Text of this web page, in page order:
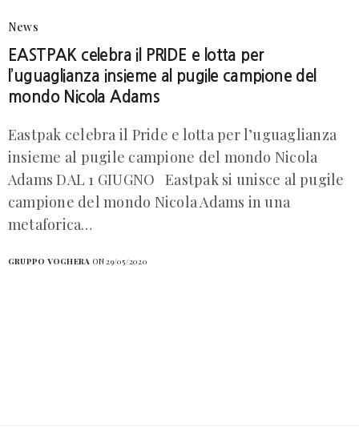
News
EASTPAK celebra il PRIDE e lotta per
l’uguaglianza insieme al pugile campione del
mondo Nicola Adams
Eastpak celebra il Pride e lotta per l’uguaglianza
insieme al pugile campione del mondo Nicola
Adams DAL 1 GIUGNO Eastpak si unisce al pugile
campione del mondo Nicola Adams in una
metaforica…
GRUPPO VOGHERA ON 29/05/2020